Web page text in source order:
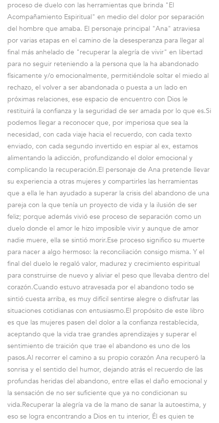
proceso de duelo con las herramientas que brinda "El
Acompañamiento Espiritual" en medio del dolor por separación
del hombre que amaba. El personaje principal "Ana" atraviesa
por varias etapas en el camino de la desesperanza para llegar al
final más anhelado de "recuperar la alegría de vivir" en libertad
para no seguir reteniendo a la persona que la ha abandonado
físicamente y/o emocionalmente, permitiéndole soltar el miedo al
rechazo, el volver a ser abandonada o puesta a un lado en
próximas relaciones, ese espacio de encuentro con Dios le
restituirá la confianza y la seguridad de ser amada por lo que es.Si
podemos llegar a reconocer que, por imperiosa que sea la
necesidad, con cada viaje hacia el recuerdo, con cada texto
enviado, con cada segundo invertido en espiar al ex, estamos
alimentando la adicción, profundizando el dolor emocional y
complicando la recuperación.El personaje de Ana pretende llevar
su experiencia a otras mujeres y compartirles las herramientas
que a ella le han ayudado a superar la crisis del abandono de una
pareja con la que tenía un proyecto de vida y la ilusión de ser
feliz; porque además vivió ese proceso de separación como un
duelo donde el amor le hizo imposible vivir y aunque de amor
nadie muere, ella se sintió morir.Ese proceso significo su muerte
para nacer a algo hermoso: la reconciliación consigo misma. Y el
final del duelo le regaló valor, madurez y crecimiento espiritual
para construirse de nuevo y aliviar el peso que llevaba dentro del
corazón.Cuando estuvo atravesada por el abandono todo se
sintió cuesta arriba, es muy difícil sentirse alegre o disfrutar las
situaciones cotidianas con entusiasmo.El propósito de este libro
es que las mujeres pasen del dolor a la confianza restablecida,
aceptando que la vida trae grandes aprendizajes y superar el
sentimiento de traición que trae el abandono es uno de los
pasos.Al recorrer el camino a su propio corazón Ana recuperó la
sonrisa y el sentido del humor, dejando atrás el recuerdo de las
profundas heridas del abandono, entre ellas el daño emocional y
la sensación de no ser suficiente que ya no condicionan su
vida.Recuperar la alegría va de la mano de sanar la autoestima, y
eso se logra encontrando a Dios en tu interior, Él es quien te